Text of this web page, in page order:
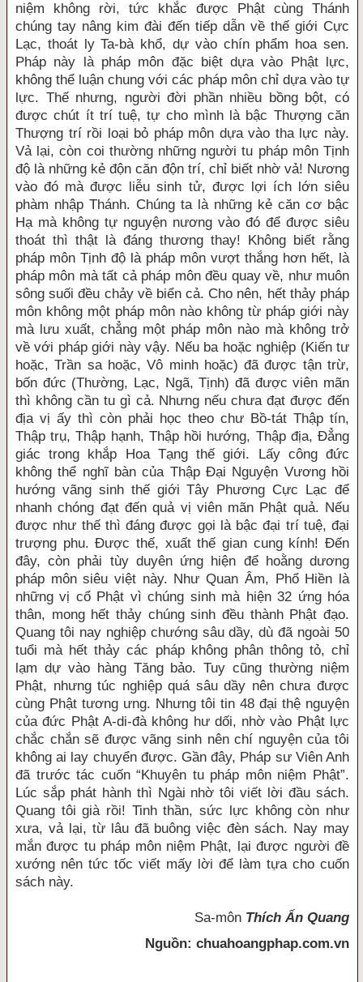
niệm không rời, tức khắc được Phật cùng Thánh
chúng tay nâng kim đài đến tiếp dẫn về thế giới Cực
Lạc, thoát ly Ta-bà khổ, dự vào chín phẩm hoa sen.
Pháp này là pháp môn đặc biệt dựa vào Phật lực,
không thể luận chung với các pháp môn chỉ dựa vào tự
lực. Thế nhưng, người đời phần nhiều bồng bột, có
được chút ít trí tuệ, tự cho mình là bậc Thượng căn
Thượng trí rồi loại bỏ pháp môn dựa vào tha lực này.
Vả lại, còn coi thường những người tu pháp môn Tịnh
độ là những kẻ độn căn độn trí, chỉ biết nhờ vả! Nương
vào đó mà được liễu sinh tử, được lợi ích lớn siêu
phàm nhập Thánh. Chúng ta là những kẻ căn cơ bậc
Hạ mà không tự nguyện nương vào đó để được siêu
thoát thì thật là đáng thương thay! Không biết rằng
pháp môn Tịnh độ là pháp môn vượt thắng hơn hết, là
pháp môn mà tất cả pháp môn đều quay về, như muôn
sông suối đều chảy về biển cả. Cho nên, hết thảy pháp
môn không một pháp môn nào không từ pháp giới này
mà lưu xuất, chẳng một pháp môn nào mà không trở
về với pháp giới này vậy. Nếu ba hoặc nghiệp (Kiến tư
hoặc, Trần sa hoặc, Vô minh hoặc) đã được tận trừ,
bốn đức (Thường, Lạc, Ngã, Tịnh) đã được viên mãn
thì không cần tu gì cả. Nhưng nếu chưa đạt được đến
địa vị ấy thì còn phải học theo chư Bồ-tát Thập tín,
Thập trụ, Thập hạnh, Thập hồi hướng, Thập địa, Đẳng
giác trong khắp Hoa Tạng thế giới. Lấy công đức
không thể nghĩ bàn của Thập Đại Nguyện Vương hồi
hướng vãng sinh thế giới Tây Phương Cực Lạc để
nhanh chóng đạt đến quả vị viên mãn Phật quả. Nếu
được như thế thì đáng được gọi là bậc đại trí tuệ, đại
trượng phu. Được thế, xuất thế gian cung kính! Đến
đây, còn phải tùy duyên ứng hiện để hoằng dương
pháp môn siêu việt này. Như Quan Âm, Phổ Hiền là
những vị cổ Phật vì chúng sinh mà hiện 32 ứng hóa
thân, mong hết thảy chúng sinh đều thành Phật đạo.
Quang tôi nay nghiệp chướng sâu dầy, dù đã ngoài 50
tuổi mà hết thảy các pháp không phân thông tỏ, chỉ
lạm dự vào hàng Tăng bảo. Tuy cũng thường niệm
Phật, nhưng túc nghiệp quá sâu dầy nên chưa được
cùng Phật tương ưng. Nhưng tôi tin 48 đại thệ nguyện
của đức Phật A-di-đà không hư dối, nhờ vào Phật lực
chắc chắn sẽ được vãng sinh nên chí nguyện của tôi
không ai lay chuyển được. Gần đây, Pháp sư Viên Anh
đã trước tác cuốn “Khuyên tu pháp môn niệm Phật”.
Lúc sắp phát hành thì Ngài nhờ tôi viết lời đầu sách.
Quang tôi già rồi! Tinh thần, sức lực không còn như
xưa, vả lại, từ lâu đã buông việc đèn sách. Nay may
mắn được tu pháp môn niệm Phật, lại được người đề
xướng nên tức tốc viết mấy lời để làm tựa cho cuốn
sách này.
Sa-môn Thích Ấn Quang
Nguồn: chuahoangphap.com.vn